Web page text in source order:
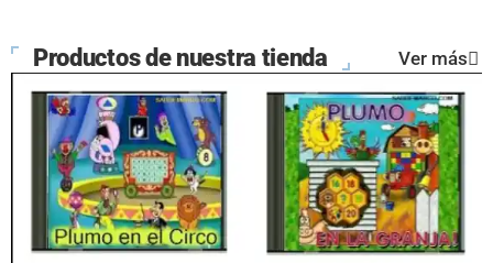
Productos de nuestra tienda Ver más